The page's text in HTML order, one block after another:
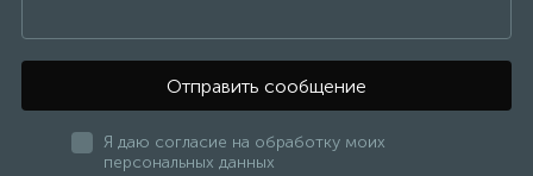
Отправить сообщение
Я даю согласие на обработку моих
персональных данных